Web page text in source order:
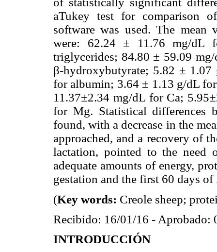
aTukey test for comparison
software was used. The mean
were: 62.24 ± 11.76 mg/dL
triglycerides; 84.80 ± 59.09
β-hydroxybutyrate; 5.82 ±
for albumin; 3.64 ± 1.13 g/dL
11.37±2.34 mg/dL for Ca;
for Mg. Statistical differences
found, with a decrease in the
approached, and a recovery of
lactation, pointed to the need
adequate amounts of energy,
gestation and the first 60 days
(Key words: Creole sheep;
Recibido: 16/01/16 - Aprobado:
INTRODUCCIÓN